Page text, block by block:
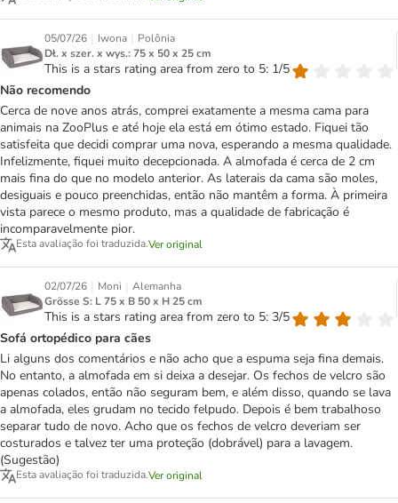
05/07/26 | Iwona | Polônia
Dł. x szer. x wys.: 75 x 50 x 25 cm
This is a stars rating area from zero to 5: 1/5
Não recomendo
Cerca de nove anos atrás, comprei exatamente a mesma cama para
animais na ZooPlus e até hoje ela está em ótimo estado. Fiquei tão
satisfeita que decidi comprar uma nova, esperando a mesma qualidade.
Infelizmente, fiquei muito decepcionada. A almofada é cerca de 2 cm
mais fina do que no modelo anterior. As laterais da cama são moles,
desiguais e pouco preenchidas, então não mantêm a forma. À primeira
vista parece o mesmo produto, mas a qualidade de fabricação é
incomparavelmente pior.
Esta avaliação foi traduzida.Ver original
02/07/26 | Moni | Alemanha
Grösse S: L 75 x B 50 x H 25 cm
This is a stars rating area from zero to 5: 3/5
Sofá ortopédico para cães
Li alguns dos comentários e não acho que a espuma seja fina demais.
No entanto, a almofada em si deixa a desejar. Os fechos de velcro são
apenas colados, então não seguram bem, e além disso, quando se lava
a almofada, eles grudam no tecido felpudo. Depois é bem trabalhoso
separar tudo de novo. Acho que os fechos de velcro deveriam ser
costurados e talvez ter uma proteção (dobrável) para a lavagem.
(Sugestão)
Esta avaliação foi traduzida.Ver original